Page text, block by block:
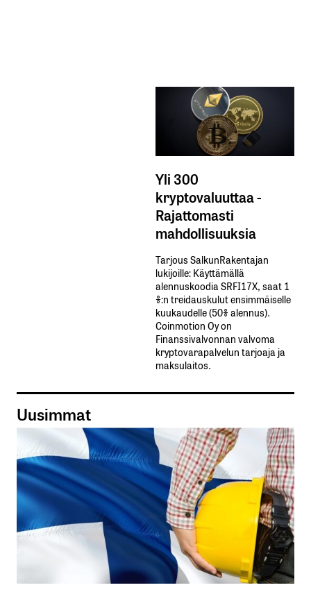
Yli 300
kryptovaluuttaa -
Rajattomasti
mahdollisuuksia
Tarjous SalkunRakentajan
lukijoille: Käyttämällä​ ​
alennuskoodia​ ​SRFI17X,​ ​saat​ ​1
%:n treidauskulut​ ​ensimmäiselle​ ​
kuukaudelle​ ​(50%​ ​alennus).
Coinmotion Oy on
Finanssivalvonnan valvoma
kryptovarapalvelun tarjoaja ja
maksulaitos.
Uusimmat